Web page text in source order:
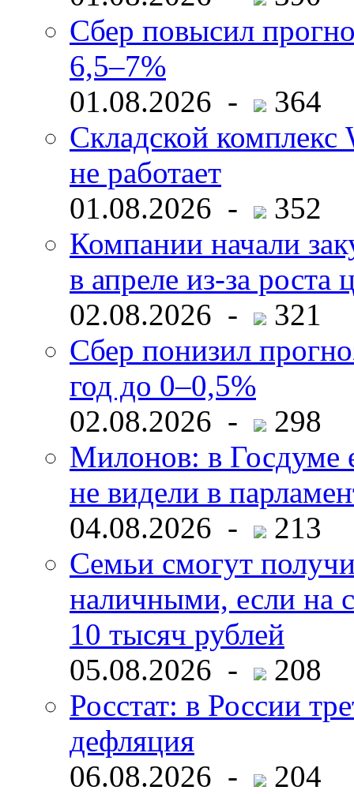
Сбер повысил
6,5–7%
01.08.2026 -
364
Складской комплекс
не работает
01.08.2026 -
352
Компании начали
в апреле из-за роста
02.08.2026 -
321
Сбер понизил
год до 0–0,5%
02.08.2026 -
298
Милонов: в Госдуме
не видели в
04.08.2026 -
213
Семьи смогут
наличными, если на
10 тысяч рублей
05.08.2026 -
208
Росстат: в России
дефляция
06.08.2026 -
204